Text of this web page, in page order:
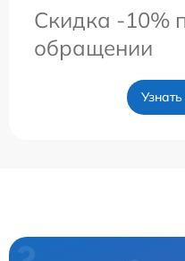
Скидка -10%
обращении